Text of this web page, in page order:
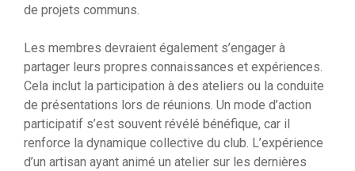
de projets communs.
Les membres devraient également s’engager à
partager leurs propres connaissances et expériences.
Cela inclut la participation à des ateliers ou la conduite
de présentations lors de réunions. Un mode d’action
participatif s’est souvent révélé bénéfique, car il
renforce la dynamique collective du club. L’expérience
d’un artisan ayant animé un atelier sur les dernières